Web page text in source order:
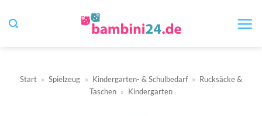
Inhalt
Start » Spielzeug » Kindergarten- & Schulbedarf » Rucksäcke &
Taschen » Kindergarten